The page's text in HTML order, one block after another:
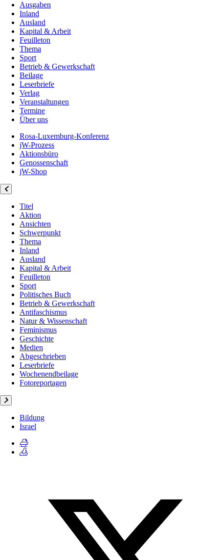
Ausgaben
Inland
Ausland
Kapital & Arbeit
Feuilleton
Thema
Sport
Betrieb & Gewerkschaft
Beilage
Leserbriefe
Verlag
Veranstaltungen
Termine
Über uns
Rosa-Luxemburg-Konferenz
jW-Prozess
Aktionsbüro
Genossenschaft
jW-Shop
Titel
Aktion
Ansichten
Schwerpunkt
Thema
Inland
Ausland
Kapital & Arbeit
Feuilleton
Sport
Politisches Buch
Betrieb & Gewerkschaft
Antifaschismus
Natur & Wissenschaft
Feminismus
Geschichte
Medien
Abgeschrieben
Leserbriefe
Wochenendbeilage
Fotoreportagen
Bildung
Israel